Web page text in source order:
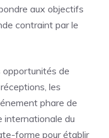
aux objectifs
contraint par le
opportunités de
les
phare de
internationale du
forme pour établir